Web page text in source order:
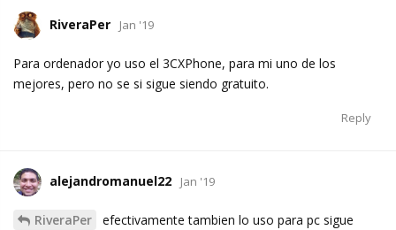
RiveraPer Jan '19
Para ordenador yo uso el 3CXPhone, para mi uno de los
mejores, pero no se si sigue siendo gratuito.
Reply
alejandromanuel22 Jan '19
RiveraPer
efectivamente tambien lo uso para pc sigue